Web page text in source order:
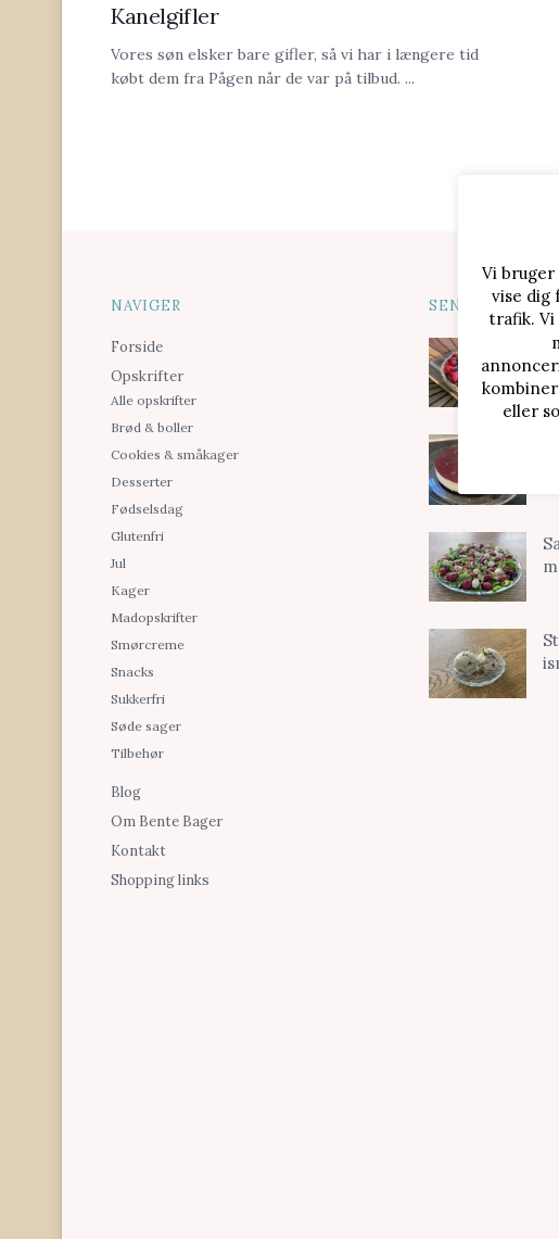
Kanelgifler
Vores søn elsker bare gifler, så vi har i længere tid
købt dem fra Pågen når de var på tilbud. ...
NAVIGER
Forside
Opskrifter
Alle opskrifter
Brød & boller
Cookies & småkager
Desserter
Fødselsdag
Glutenfri
Jul
Kager
Madopskrifter
Smørcreme
Snacks
Sukkerfri
Søde sager
Tilbehør
Blog
Om Bente Bager
Kontakt
Shopping links
SENESTE
Vi bruger
vise dig
trafik. Vi
eller